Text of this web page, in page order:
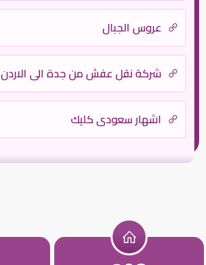
عروس الجبال
شركة نقل عفش من جدة الى الاردن
اشهار سعودي كليك